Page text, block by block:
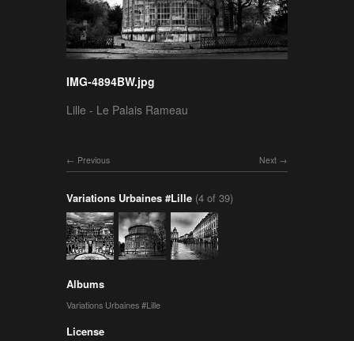
IMG-4894BW.jpg
Lille - Le Palais Rameau
Next
Previous
Variations Urbaines #Lille (4 of 39)
Albums
Variations Urbaines #Lille
License